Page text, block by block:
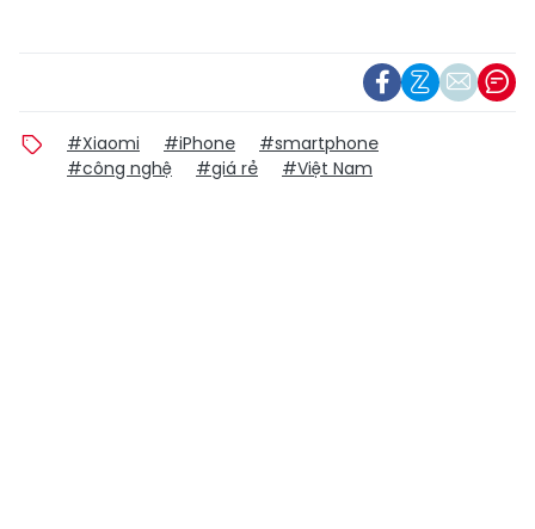
#Xiaomi #iPhone
#smartphone
#công nghệ
#giá rẻ #Việt Nam